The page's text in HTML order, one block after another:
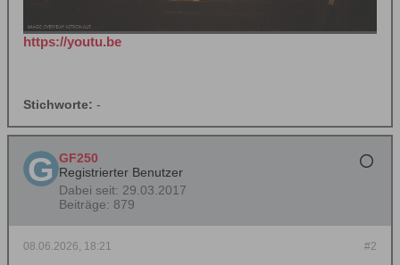
https://youtu.be
Stichworte: -
GF250
Registrierter Benutzer
Dabei seit: 29.03.2017
Beiträge: 879
#2
08.06.2026, 18:21